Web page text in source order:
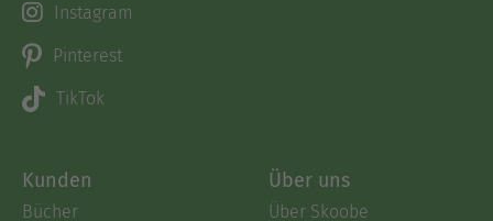
Instagram
Pinterest
TikTok
Kunden
Bücher
Über uns
Über Skoobe